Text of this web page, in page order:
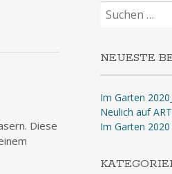
Diese
Suchen
nach:
NEUESTE
Im Garten
Neulich auf
Im Garten 2020